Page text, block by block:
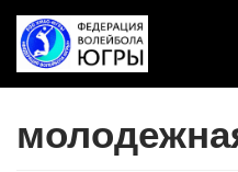
Перейти
к